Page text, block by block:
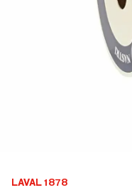
LAVAL 1878